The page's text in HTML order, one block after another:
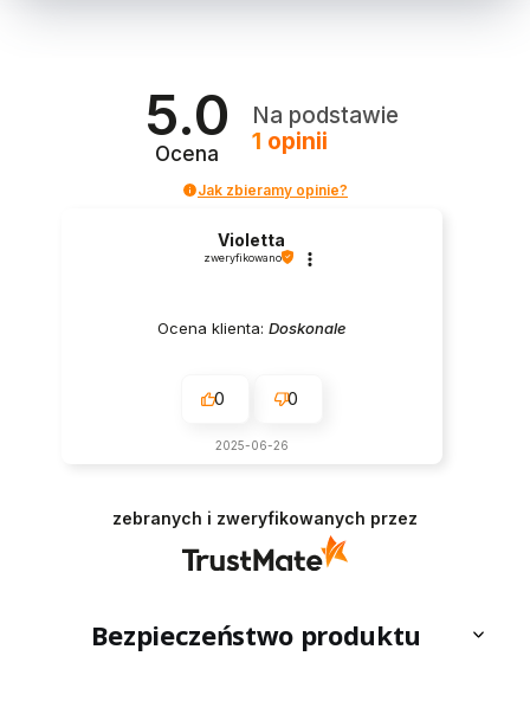
5.0
Ocena
Na podstawie
1 opinii
Jak zbieramy opinie?
Violetta
zweryfikowano
Ocena klienta: Doskonale
0 0
2025-06-26
zebranych i zweryfikowanych przez
Bezpieczeństwo produktu